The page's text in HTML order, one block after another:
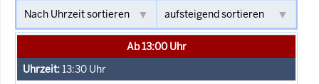
Ab 13:00 Uhr
13:30 Uhr